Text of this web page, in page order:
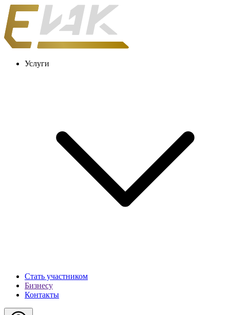
Услуги
Стать участником
Бизнесу
Контакты